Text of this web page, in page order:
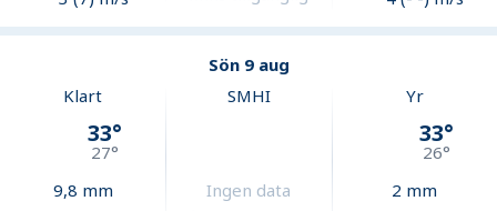
Sön 9 aug
Klart
33°
27°
9,8 mm
SMHI
Ingen data
Yr
33°
26°
2 mm